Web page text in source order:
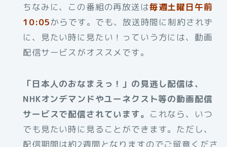
ちなみに、この番組の再放送は毎週土曜日午前
10:05からです。でも、放送時間に制約されず
に、見たい時に見たい！っていう方には、動画
配信サービスがオススメです。
「日本人のおなまえっ！」の見逃し配信は、
NHKオンデマンドやユーネクスト等の動画配信
サービスで配信されています。 これなら、いつ
でも見たい時に見ることができます。ただし、
配信期間は約2週間となりますのでご留意くださ